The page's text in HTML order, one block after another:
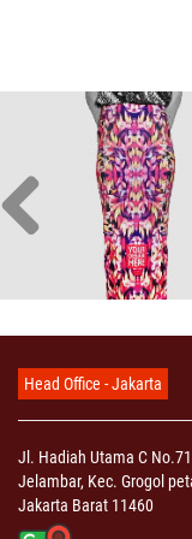
Head Office - Jakarta
Jl. Hadiah Utama C
Jelambar, Kec. Grogol
Jakarta Barat 11460